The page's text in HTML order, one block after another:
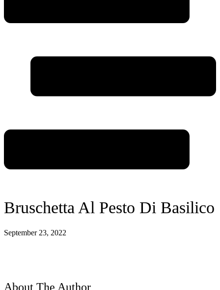
Bruschetta Al Pesto Di Basilico
September 23, 2022
About The Author